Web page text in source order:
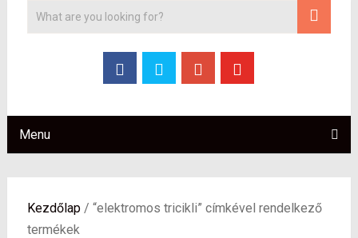
Menu
Kezdőlap/ “elektromos tricikli” címkével rendelkező
termékek